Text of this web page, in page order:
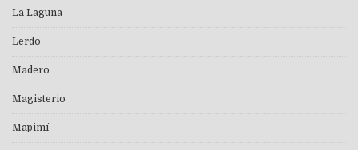
La Laguna
Lerdo
Madero
Magisterio
Mapimí